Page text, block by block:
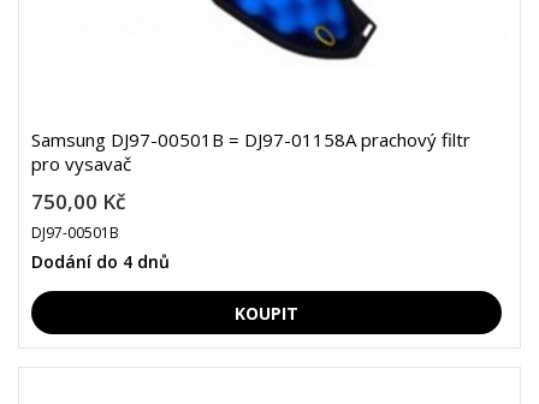
Samsung DJ97-00501B = DJ97-01158A prachový filtr
pro vysavač
750,00 Kč
DJ97-00501B
Dodání do 4 dnů